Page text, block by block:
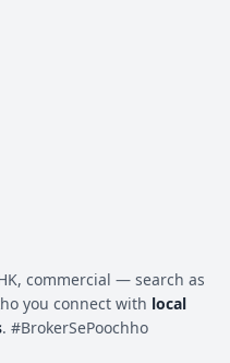
commercial — search as
you connect with local
. #BrokerSePoochho